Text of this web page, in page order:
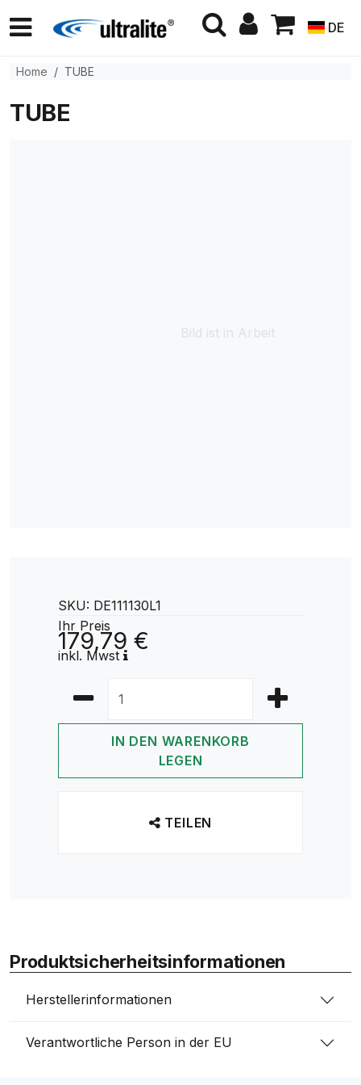
DE
Home TUBE
TUBE
Bild ist in Arbeit
SKU: DE111130L1
Ihr Preis
179,79 €
inkl. Mwst
IN DEN WARENKORB
LEGEN
TEILEN
Produktsicherheitsinformationen
Herstellerinformationen
Verantwortliche Person in der EU